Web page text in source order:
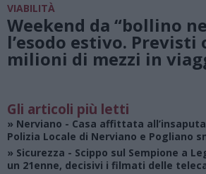
VIABILITÀ
Weekend da “bollino
l’esodo estivo. Previsti
milioni di mezzi in
Gli articoli più letti
» Nerviano - Casa affittata
Polizia Locale di Nerviano e Pogliano
» Sicurezza - Scippo sul Sempione a
un 21enne, decisivi i filmati delle